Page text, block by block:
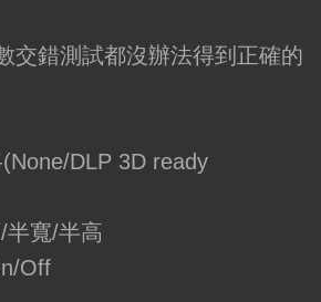
交錯測試都沒辦法得到正確的
DLP 3D ready
半寬/半高
Off